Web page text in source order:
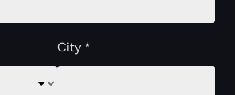
City *